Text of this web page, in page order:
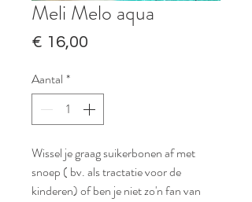
Meli Melo aqua
€ 16,00
Aantal *
Wissel je graag suikerbonen af met
snoep ( bv. als tractatie voor de
kinderen) of ben je niet zo'n fan van